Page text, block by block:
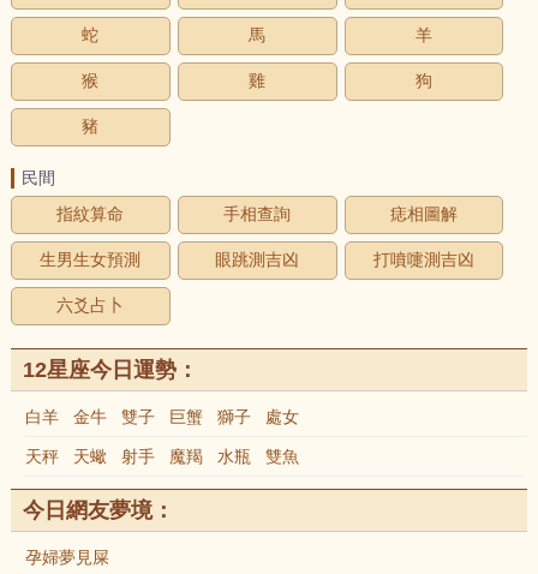
蛇 馬 羊
猴 雞 狗
豬
民間
指紋算命
手相查詢 痣相圖解
生男生女預測 眼跳測吉凶 打噴嚏測吉凶
六爻占卜
12星座今日運勢：
白羊 金牛 雙子 巨蟹 獅子 處女
天秤 天蠍 射手 魔羯 水瓶 雙魚
今日網友夢境：
孕婦夢見屎